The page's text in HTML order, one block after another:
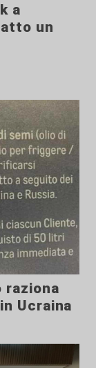
a
un
raziona
Ucraina